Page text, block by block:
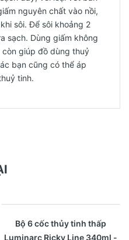
nguyên chất vào nồi,
sôi. Để sôi khoảng 2
sạch. Dùng giấm không
giúp đồ dùng thuỷ
bạn cũng có thể áp
tinh.
Xem nhanh
Bộ 6 cốc thủy tinh thấp
Luminarc Ricky Line 340ml -